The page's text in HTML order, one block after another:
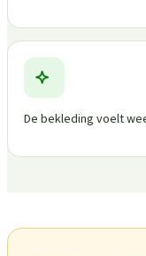
De bekleding voelt